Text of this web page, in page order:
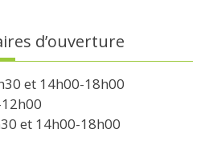
d’ouverture
et 14h00-18h00
et 14h00-18h00